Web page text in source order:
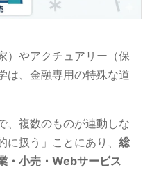
）やアクチュアリー（保
は、金融専用の特殊な道
、複数のものが連動しな
扱う」ことにあり、 総
・小売・Webサービス